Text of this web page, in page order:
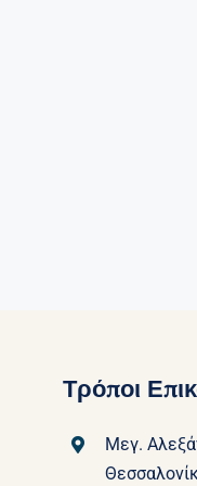
Τρόποι
Μεγ.